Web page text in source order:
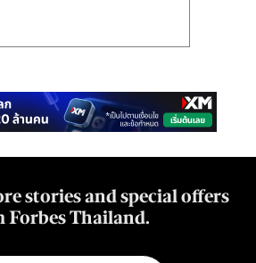
stories and special offers
Forbes Thailand.